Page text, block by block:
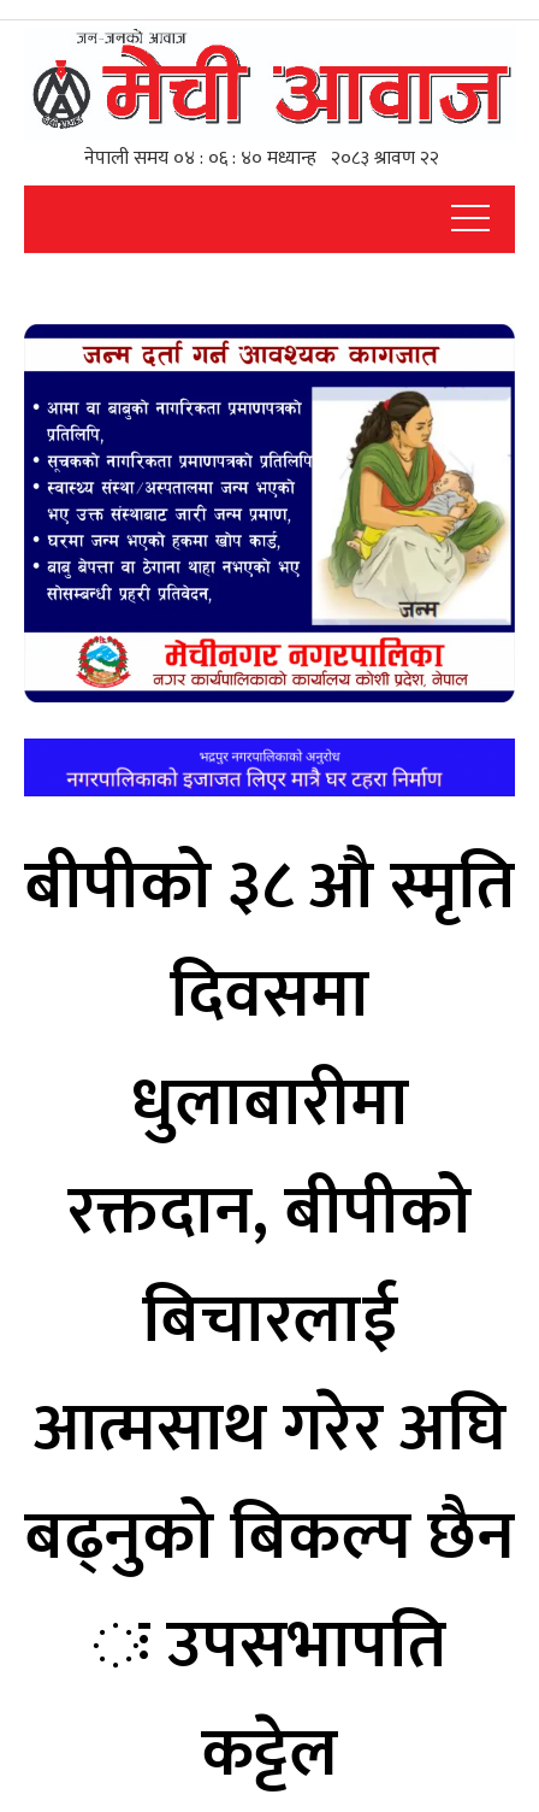
बीपीको ३८ औ स्मृति
दिवसमा
धुलाबारीमा
रक्तदान, बीपीको
बिचारलाई
आत्मसाथ गरेर अघि
बढ्नुको बिकल्प छैन
ः उपसभापति
कट्टेल